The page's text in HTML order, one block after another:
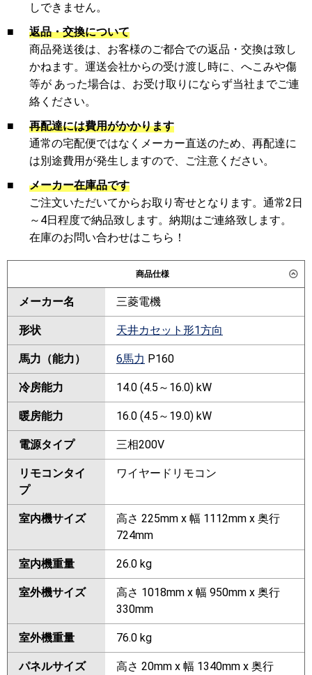
しできません。
■
返品・交換について
商品発送後は、お客様のご都合での返品・交換は致し
かねます。運送会社からの受け渡し時に、へこみや傷
等が あった場合は、お受け取りにならず当社までご連
絡ください。
■
再配達には費用がかかります
通常の宅配便ではなくメーカー直送のため、再配達に
は別途費用が発生しますので、ご注意ください。
■
メーカー在庫品です
ご注文いただいてからお取り寄せとなります。通常2日
～4日程度で納品致します。納期はご連絡致します。
在庫のお問い合わせはこちら！
商品仕様
メーカー名 三菱電機
形状 天井カセット形1方向
馬力（能力） 6馬力 P160
冷房能力 14.0 (4.5～16.0) kW
暖房能力 16.0 (4.5～19.0) kW
電源タイプ 三相200V
リモコンタイ
プ
ワイヤードリモコン
室内機サイズ
高さ 225mm x 幅 1112mm x 奥行
724mm
室内機重量 26.0 kg
室外機サイズ
高さ 1018mm x 幅 950mm x 奥行
330mm
室外機重量 76.0 kg
パネルサイズ
高さ 20mm x 幅 1340mm x 奥行